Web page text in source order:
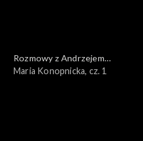
Rozmowy z Andrzejem
Doboszem
Maria Konopnicka, cz. 1